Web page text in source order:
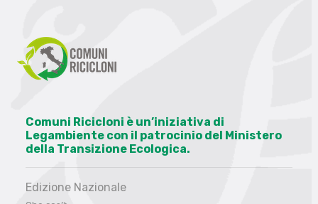
Comuni Ricicloni è un’iniziativa di
Legambiente con il patrocinio del Ministero
della Transizione Ecologica.
Edizione Nazionale